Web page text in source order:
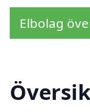
Elbolag